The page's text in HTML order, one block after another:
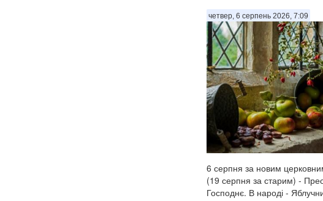
четвер, 6 серпень 2026, 7:09
6 серпня за новим
(19 серпня за старим) -
Господнє. В народі -